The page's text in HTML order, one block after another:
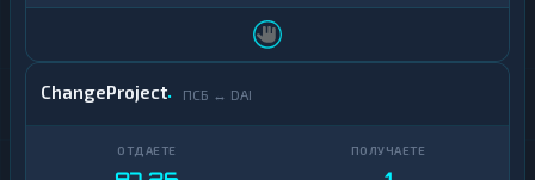
ChangeProject ПСБ ↔ DAI